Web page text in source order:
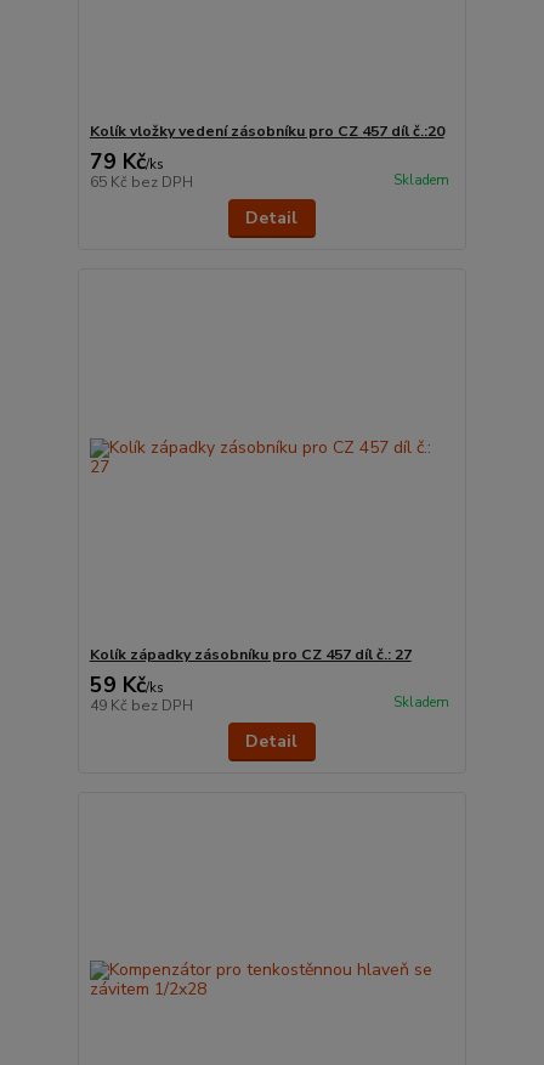
Kolík vložky vedení zásobníku pro CZ 457 díl č.:20
79 Kč/ks
65 Kč bez DPH Skladem
Detail
Kolík západky zásobníku pro CZ 457 díl č.: 27
59 Kč/ks
49 Kč bez DPH Skladem
Detail